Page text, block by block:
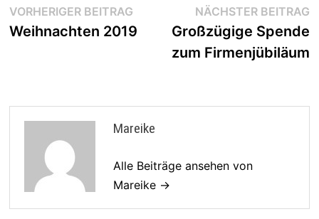
Beitragsnavigation
VORHERIGER BEITRAGVorheriger
Beitrag:
Weihnachten 2019
NÄCHSTER BEITRAG
Großzügige Spende
zum Firmenjübiläum
Mareike
Alle Beiträge ansehen von
Mareike →